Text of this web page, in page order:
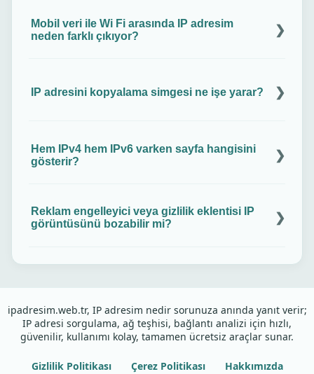
adresini gösterir. Kendi genel IP’nizi görmek için
VPN veya proxy’yi kapatın.
Mobil veri ile Wi Fi arasında IP adresim
neden farklı çıkıyor?
verir.
IP adresini kopyalama simgesi ne işe yarar?
destek talebine, oyuna veya forma hemen
yapıştırırsınız.
Hem IPv4 hem IPv6 varken sayfa hangisini
gösterir?
bağlantı kurar. Sayfa da o oturumun IP adresini
gösterir.
Reklam engelleyici veya gizlilik eklentisi IP
görüntüsünü bozabilir mi?
tekrar kontrol edin.
ipadresim.web.tr, IP adresim nedir sorunuza anında yanıt verir;
IP adresi sorgulama, ağ teşhisi, bağlantı analizi için hızlı,
güvenilir, kullanımı kolay, tamamen ücretsiz araçlar sunar.
Gizlilik Politikası Çerez Politikası Hakkımızda